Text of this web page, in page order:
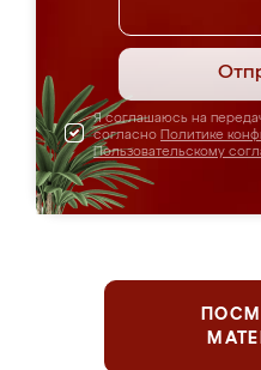
Я соглашаюсь на
согласно Политике
Пользовательскому